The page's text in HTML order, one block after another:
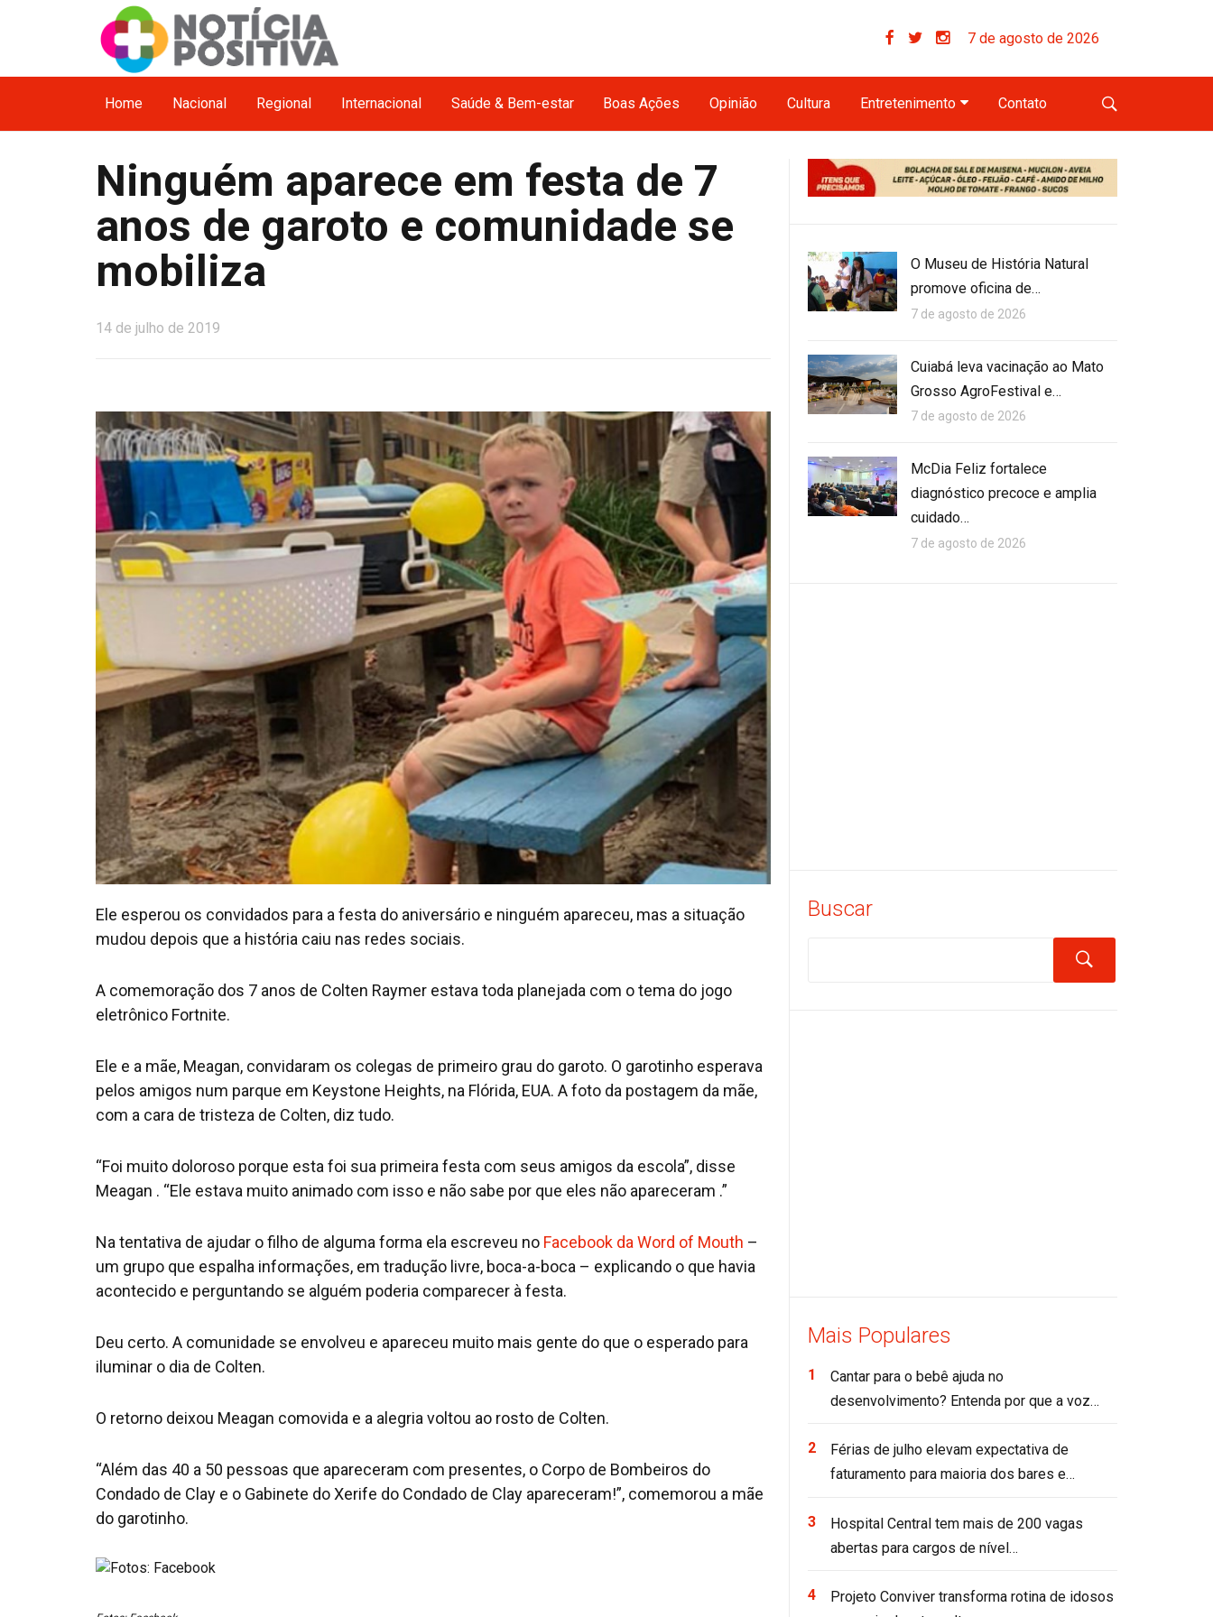
7 de agosto de 2026
Home Nacional Regional Internacional Saúde & Bem-estar Boas Ações Opinião Cultura Entretenimento Contato
Ninguém aparece em festa de 7
anos de garoto e comunidade se
mobiliza
14 de julho de 2019
Ele esperou os convidados para a festa do aniversário e ninguém apareceu, mas a situação
mudou depois que a história caiu nas redes sociais.
A comemoração dos 7 anos de Colten Raymer estava toda planejada com o tema do jogo
eletrônico Fortnite.
Ele e a mãe, Meagan, convidaram os colegas de primeiro grau do garoto. O garotinho esperava
pelos amigos num parque em Keystone Heights, na Flórida, EUA. A foto da postagem da mãe,
com a cara de tristeza de Colten, diz tudo.
“Foi muito doloroso porque esta foi sua primeira festa com seus amigos da escola”, disse
Meagan . “Ele estava muito animado com isso e não sabe por que eles não apareceram .”
Na tentativa de ajudar o filho de alguma forma ela escreveu no Facebook da Word of Mouth –
um grupo que espalha informações, em tradução livre, boca-a-boca – explicando o que havia
acontecido e perguntando se alguém poderia comparecer à festa.
Deu certo. A comunidade se envolveu e apareceu muito mais gente do que o esperado para
iluminar o dia de Colten.
O retorno deixou Meagan comovida e a alegria voltou ao rosto de Colten.
“Além das 40 a 50 pessoas que apareceram com presentes, o Corpo de Bombeiros do
Condado de Clay e o Gabinete do Xerife do Condado de Clay apareceram!”, comemorou a mãe
do garotinho.
O Museu de História Natural
promove oficina de…
7 de agosto de 2026
Cuiabá leva vacinação ao Mato
Grosso AgroFestival e…
7 de agosto de 2026
McDia Feliz fortalece
diagnóstico precoce e amplia
cuidado…
7 de agosto de 2026
Buscar
Mais Populares
Cantar para o bebê ajuda no
desenvolvimento? Entenda por que a voz…
Férias de julho elevam expectativa de
faturamento para maioria dos bares e…
Hospital Central tem mais de 200 vagas
abertas para cargos de nível…
Projeto Conviver transforma rotina de idosos